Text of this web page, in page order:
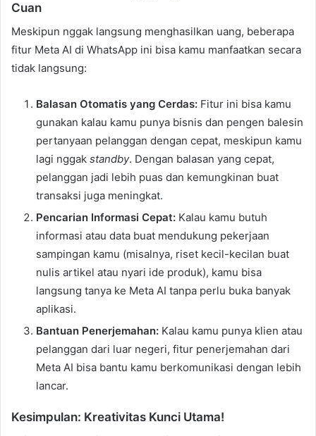
Cuan
Meskipun nggak langsung menghasilkan uang, beberapa
fitur Meta AI di WhatsApp ini bisa kamu manfaatkan secara
tidak langsung:
Balasan Otomatis yang Cerdas: Fitur ini bisa kamu
gunakan kalau kamu punya bisnis dan pengen balesin
pertanyaan pelanggan dengan cepat, meskipun kamu
lagi nggak standby. Dengan balasan yang cepat,
pelanggan jadi lebih puas dan kemungkinan buat
transaksi juga meningkat.
Pencarian Informasi Cepat: Kalau kamu butuh
informasi atau data buat mendukung pekerjaan
sampingan kamu (misalnya, riset kecil-kecilan buat
nulis artikel atau nyari ide produk), kamu bisa
langsung tanya ke Meta AI tanpa perlu buka banyak
aplikasi.
Bantuan Penerjemahan: Kalau kamu punya klien atau
pelanggan dari luar negeri, fitur penerjemahan dari
Meta AI bisa bantu kamu berkomunikasi dengan lebih
lancar.
Kesimpulan: Kreativitas Kunci Utama!